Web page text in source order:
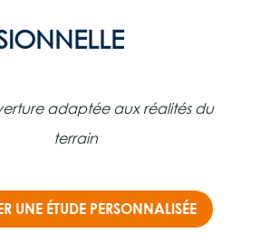
adaptée aux réalités du
terrain
UNE ÉTUDE PERSONNALISÉE